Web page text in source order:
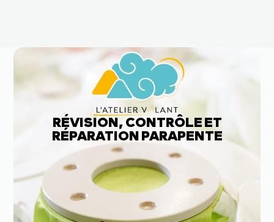
RÉVISION, CONTRÔLE ET
RÉPARATION PARAPENTE